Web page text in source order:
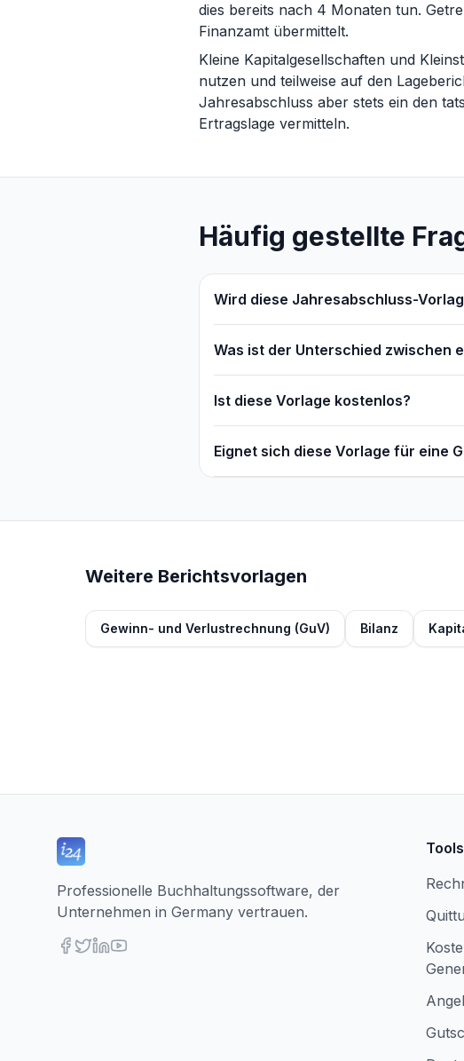
dies bereits nach 4 Monaten tun.
Finanzamt übermittelt.
Kleine Kapitalgesellschaften und
nutzen und teilweise auf den
Jahresabschluss aber stets ein den
Ertragslage vermitteln.
Häufig gestellte
Wird diese Jahresabschluss-
Was ist der Unterschied zwischen
Ist diese Vorlage kostenlos?
Eignet sich diese Vorlage für eine
Weitere Berichtsvorlagen
Gewinn- und Verlustrechnung (GuV) Bilanz
Professionelle Buchhaltungssoftware, der
Unternehmen in Germany vertrauen.
Tools